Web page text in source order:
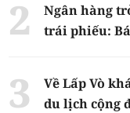
Ngân hàng
trái phiếu:
Về Lấp Vò
du lịch cộng